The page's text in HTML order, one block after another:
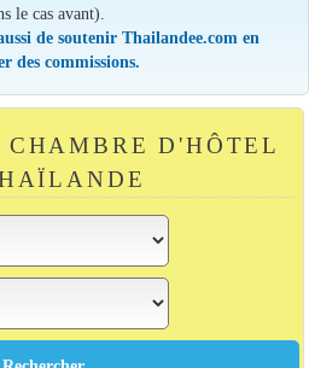
le cas avant).
de soutenir Thailandee.com en
des commissions.
D'HÔTEL